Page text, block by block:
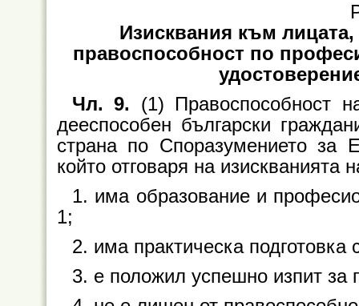
Изисквания към
правоспособност по
Чл. 9. (1) Правоспособност
дееспособен български
страна по Споразумението
който отговаря на изискванията
1. има образование и
1;
2. има практическа подготовка
3. е положил успешно изпит за